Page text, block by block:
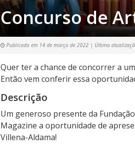
Concurso de
Publicado em 14 de março de 2022 | Última
Quer ter a chance de concorrer a
Então vem conferir essa
Descrição
Um generoso presente da
Magazine a oportunidade de
Villena-Aldama!